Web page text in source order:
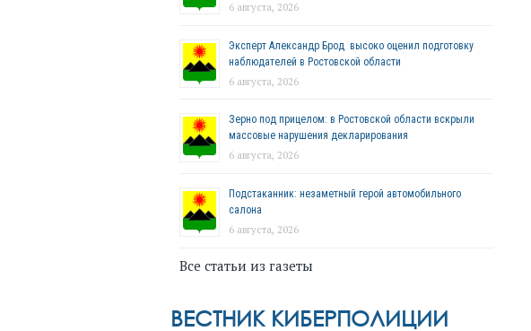
6 августа, 2026
Эксперт Александр Брод высоко оценил подготовку
наблюдателей в Ростовской области
6 августа, 2026
Зерно под прицелом: в Ростовской области вскрыли
массовые нарушения декларирования
6 августа, 2026
Подстаканник: незаметный герой автомобильного
салона
6 августа, 2026
Все статьи из газеты
ВЕСТНИК КИБЕРПОЛИЦИИ